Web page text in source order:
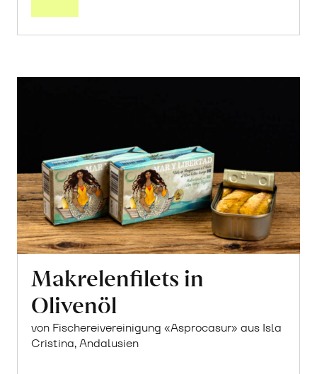
Makrelenfilets in
Olivenöl
von Fischereivereinigung «Asprocasur» aus Isla
Cristina, Andalusien